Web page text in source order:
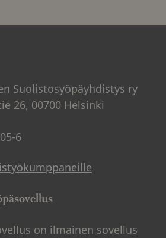
Suolistosyöpäyhdistys ry
26, 00700 Helsinki
6
on ilmainen sovellus